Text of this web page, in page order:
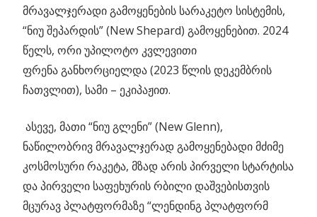
მრავალჯერადი გამოყენების სარაკეტო სისტემის,
“ნიუ შეპარდის” (New Shepard) გამოყენებით. 2024
წელს, ორი უპილოტო კვლევითი
ფრენა განხორციელდა (2023 წლის დეკემბრის
ჩათვლით), სამი – ეკიპაჟით.
ასევე, მათი “ნიუ გლენი” (New Glenn),
ნაწილობრივ მრავალჯერად გამოყენებადი მძიმე
კოსმოსური რაკეტა, მზად არის პირველი სტარტისა
და პირველი საფეხურის რბილი დაშვებისთვის
მცურავ პლატფორმაზე “ლენდინგ პლატფორმ